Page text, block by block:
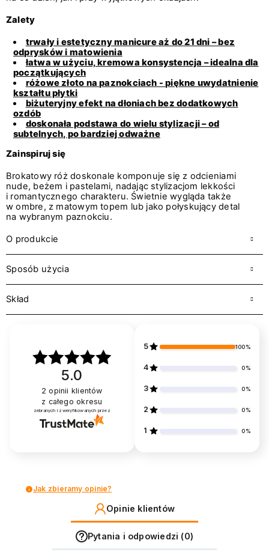
Zalety
trwały i estetyczny manicure aż do 21 dni – bez
odprysków i matowienia
łatwa w użyciu, kremowa konsystencja – idealna dla
początkujących
różowe złoto na paznokciach - piękne uwydatnienie
kształtu płytki
biżuteryjny efekt na dłoniach bez dodatkowych
ozdób
doskonała podstawa do wielu stylizacji – od
subtelnych, po bardziej odważne
Zainspiruj się
Brokatowy róż doskonale komponuje się z odcieniami
nude, beżem i pastelami, nadając stylizacjom lekkości
i romantycznego charakteru. Świetnie wygląda także
w ombre, z matowym topem lub jako połyskujący detal
na wybranym paznokciu.
O produkcie
Sposób użycia
Skład
5.0
2 opinii klientów
z całego okresu
zebranych i zweryfikowanych przez
5 100%
4 0%
3 0%
2 0%
1 0%
Jak zbieramy opinie?
Opinie klientów
Pytania i odpowiedzi (0)